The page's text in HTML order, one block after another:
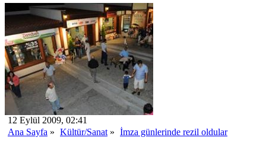
12 Eylül 2009, 02:41
Ana Sayfa » Kültür/Sanat » İmza günlerinde rezil oldular